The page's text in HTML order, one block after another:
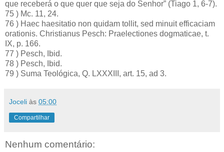
que receberá o que quer que seja do Senhor” (Tiago 1, 6-7).
75 ) Mc. 11, 24.
76 ) Haec haesitatio non quidam tollit, sed minuit efficaciam
orationis. Christianus Pesch: Praelectiones dogmaticae, t.
IX, p. 166.
77 ) Pesch, Ibid.
78 ) Pesch, Ibid.
79 ) Suma Teológica, Q. LXXXIII, art. 15, ad 3.
Joceli às 05:00
Compartilhar
Nenhum comentário: